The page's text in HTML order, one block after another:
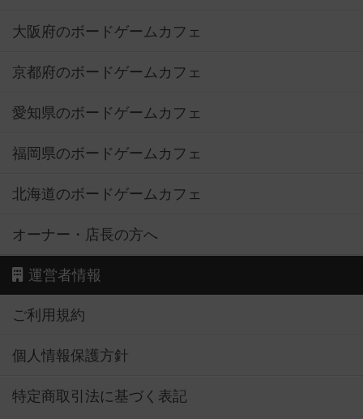
大阪府のボードゲームカフェ
京都府のボードゲームカフェ
愛知県のボードゲームカフェ
福岡県のボードゲームカフェ
北海道のボードゲームカフェ
オーナー・店長の方へ
運営者情報
ご利用規約
個人情報保護方針
特定商取引法に基づく表記